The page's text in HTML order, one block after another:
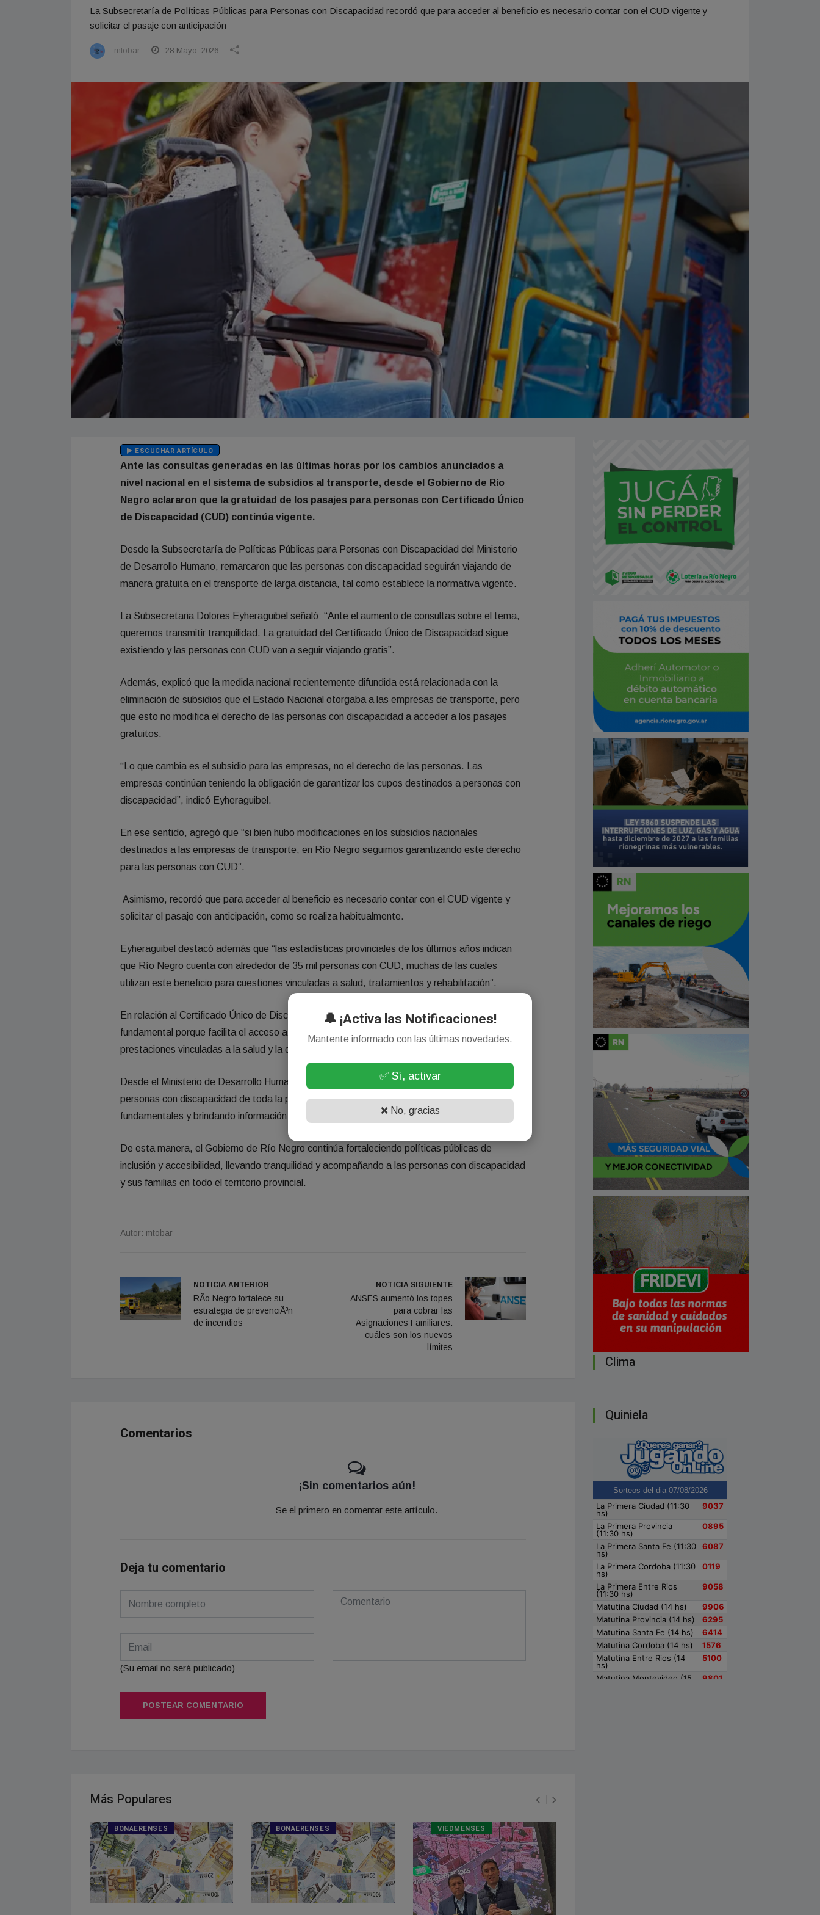
La Subsecretaría de Políticas Públicas para Personas con Discapacidad recordó que para acceder al beneficio es necesario contar con el CUD vigente y
solicitar el pasaje con anticipación
mtobar 28 Mayo, 2026
ESCUCHAR ARTÍCULO
Ante las consultas generadas en las últimas horas por los cambios anunciados a
nivel nacional en el sistema de subsidios al transporte, desde el Gobierno de Río
Negro aclararon que la gratuidad de los pasajes para personas con Certificado Único
de Discapacidad (CUD) continúa vigente.
Desde la Subsecretaría de Políticas Públicas para Personas con Discapacidad del Ministerio
de Desarrollo Humano, remarcaron que las personas con discapacidad seguirán viajando de
manera gratuita en el transporte de larga distancia, tal como establece la normativa vigente.
La Subsecretaria Dolores Eyheraguibel señaló: “Ante el aumento de consultas sobre el tema,
queremos transmitir tranquilidad. La gratuidad del Certificado Único de Discapacidad sigue
existiendo y las personas con CUD van a seguir viajando gratis”.
Además, explicó que la medida nacional recientemente difundida está relacionada con la
eliminación de subsidios que el Estado Nacional otorgaba a las empresas de transporte, pero
que esto no modifica el derecho de las personas con discapacidad a acceder a los pasajes
gratuitos.
“Lo que cambia es el subsidio para las empresas, no el derecho de las personas. Las
empresas continúan teniendo la obligación de garantizar los cupos destinados a personas con
discapacidad”, indicó Eyheraguibel.
En ese sentido, agregó que “si bien hubo modificaciones en los subsidios nacionales
destinados a las empresas de transporte, en Río Negro seguimos garantizando este derecho
para las personas con CUD”.
Asimismo, recordó que para acceder al beneficio es necesario contar con el CUD vigente y
solicitar el pasaje con anticipación, como se realiza habitualmente.
Eyheraguibel destacó además que “las estadísticas provinciales de los últimos años indican
que Río Negro cuenta con alrededor de 35 mil personas con CUD, muchas de las cuales
utilizan este beneficio para cuestiones vinculadas a salud, tratamientos y rehabilitación”.
En relación al Certificado Único de Discapacidad, remarcó que “el CUD es una herramienta
fundamental porque facilita el acceso a terapias, rehabilitación, medicamentos y distintas
prestaciones vinculadas a la salud y la calidad de vida de las personas”.
Desde el Ministerio de Desarrollo Humano se continúa acompañando y asesorando a las
personas con discapacidad de toda la provincia, garantizando el acceso a derechos
fundamentales y brindando información clara ante este tipo de situaciones.
De esta manera, el Gobierno de Río Negro continúa fortaleciendo políticas públicas de
inclusión y accesibilidad, llevando tranquilidad y acompañando a las personas con discapacidad
y sus familias en todo el territorio provincial.
Autor: mtobar
NOTICIA ANTERIOR
RÃ­o Negro fortalece su
estrategia de prevenciÃ³n
de incendios
NOTICIA SIGUIENTE
ANSES aumentó los topes
para cobrar las
Asignaciones Familiares:
cuáles son los nuevos
límites
Comentarios
¡Sin comentarios aún!
Se el primero en comentar este artículo.
Deja tu comentario
(Su email no será publicado)
POSTEAR COMENTARIO
Más Populares
BONAERENSES BONAERENSES VIEDMENSES
Clima
Quiniela
🔔 ¡Activa las Notificaciones!
Mantente informado con las últimas novedades.
✅ Sí, activar
❌ No, gracias